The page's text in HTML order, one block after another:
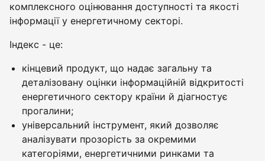
комплексного оцінювання доступності та якості
інформації у енергетичному секторі.
Індекс - це:
кінцевий продукт, що надає загальну та
деталізовану оцінки інформаційній відкритості
енергетичного сектору країни й діагностує
прогалини;
універсальний інструмент, який дозволяє
аналізувати прозорість за окремими
категоріями, енергетичними ринками та